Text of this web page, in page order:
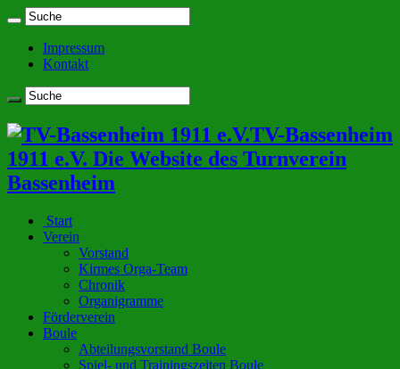
Impressum
Kontakt
TV-Bassenheim
1911 e.V. Die Website des Turnverein
Bassenheim
Start
Verein
Vorstand
Kirmes Orga-Team
Chronik
Organigramme
Förderverein
Boule
Abteilungsvorstand Boule
Spiel- und Trainingszeiten Boule